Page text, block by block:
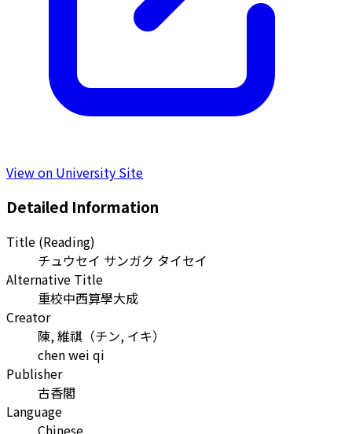
View on University Site
Detailed Information
Title (Reading)
チュウセイ サンガク タイセイ
Alternative Title
重校中西算學大成
Creator
陳, 維祺 （チン, イキ）
chen wei qi
Publisher
古香閣
Language
Chinese